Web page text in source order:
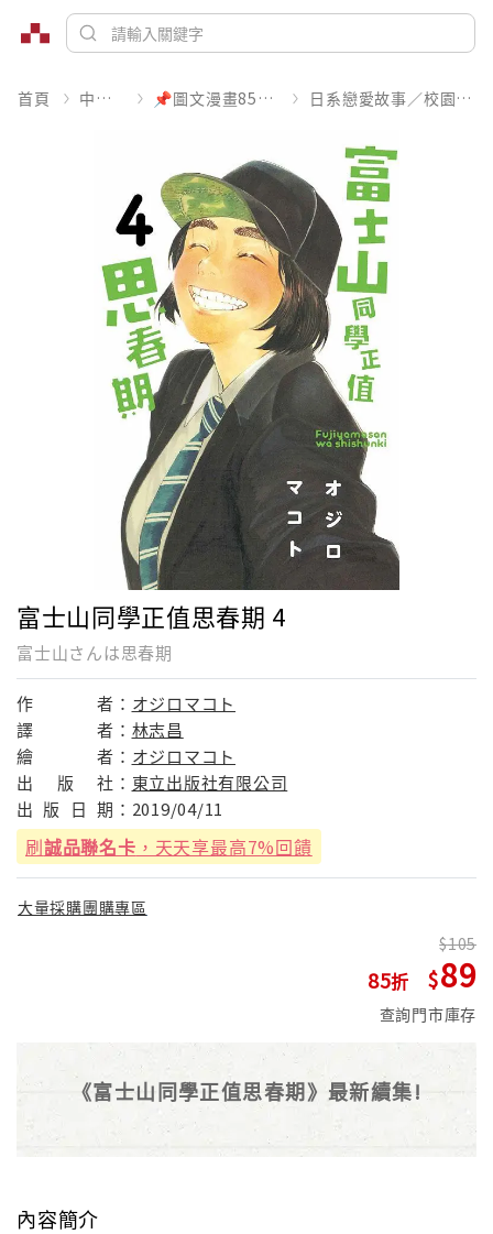
首頁 中文書 📌圖文漫畫85折起 日系戀愛故事／校園青春
富士山同學正值思春期 4
富士山さんは思春期
作 者： オジロマコト
譯
者： 林志昌
繪
者： オジロマコト
出
版 社： 東立出版社有限公司
出 版 日 期： 2019/04/11
刷誠品聯名卡 ，天天享最高7%回饋
大量採購團購專區
85
105
89
查詢門市庫存
《富士山同學正值思春期》最新續集!
內容簡介